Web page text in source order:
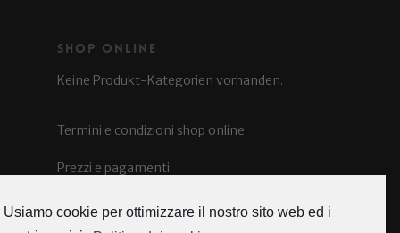
Shop Online
Keine Produkt-Kategorien vorhanden.
Termini e condizioni shop online
Prezzi e pagamenti
Spedizioni e costi
Usiamo cookie per ottimizzare il nostro sito web ed i